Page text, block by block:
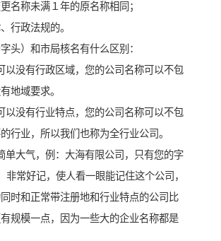
名称未满１年的原名称相同；
行政法规的。
头）和市局核名有什么区别：
以没有行政区域，您的公司名称可以不包
地域要求。
以没有行业特点，您的公司名称可以不包
行业，所以我们也称为全行业公司。
单大气，例：大海有限公司，只有您的字
非常好记，使人看一眼能记住这个公司，
时和正常带注册地和行业特点的公司比
规模一点，因为一些大的企业名称都是